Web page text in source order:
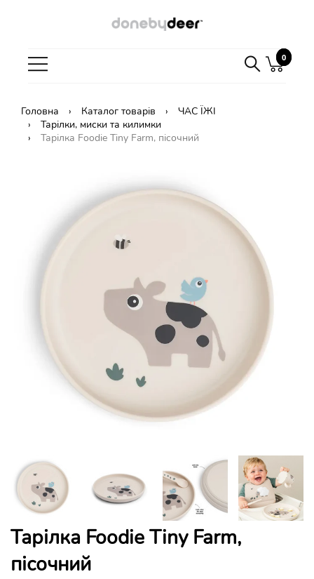
0
0
Головна Каталог товарів
ЧАС ЇЖІ
Тарілки, миски та килимки
Тарілка Foodie Tiny Farm, пісочний
Тарілка Foodie Tiny Farm,
пісочний